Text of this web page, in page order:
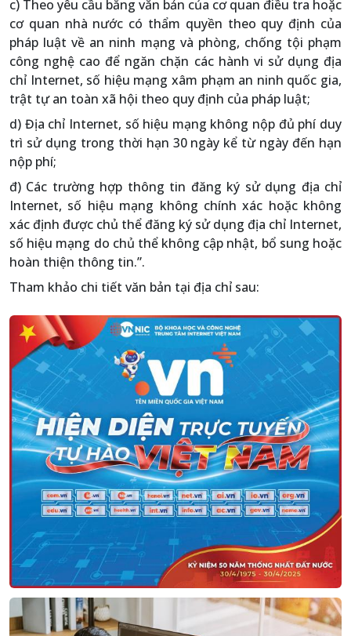
c) Theo yêu cầu bằng văn bản của cơ quan điều tra hoặc
cơ quan nhà nước có thẩm quyền theo quy định của
pháp luật về an ninh mạng và phòng, chống tội phạm
công nghệ cao để ngăn chặn các hành vi sử dụng địa
chỉ Internet, số hiệu mạng xâm phạm an ninh quốc gia,
trật tự an toàn xã hội theo quy định của pháp luật;
d) Địa chỉ Internet, số hiệu mạng không nộp đủ phí duy
trì sử dụng trong thời hạn 30 ngày kể từ ngày đến hạn
nộp phí;
đ) Các trường hợp thông tin đăng ký sử dụng địa chỉ
Internet, số hiệu mạng không chính xác hoặc không
xác định được chủ thể đăng ký sử dụng địa chỉ Internet,
số hiệu mạng do chủ thể không cập nhật, bổ sung hoặc
hoàn thiện thông tin.”.
Tham khảo chi tiết văn bản tại địa chỉ sau: